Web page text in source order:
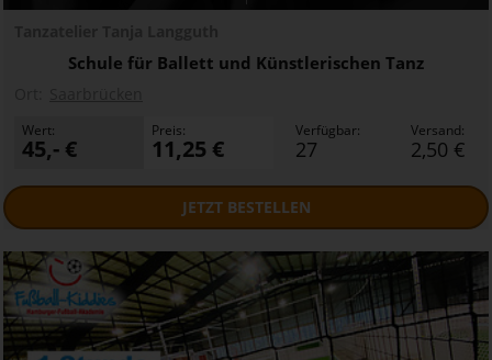
Schule für Ballett und Künstlerischen Tanz
Wert:
45,- €
Preis:
11,25 €
Verfügbar:
27
Versand:
2,50 €
JETZTBESTELLEN